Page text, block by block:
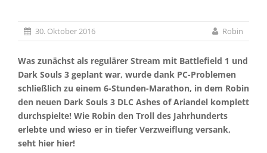
30. Oktober 2016 Robin
Was zunächst als regulärer Stream mit Battlefield 1 und
Dark Souls 3 geplant war, wurde dank PC-Problemen
schließlich zu einem 6-Stunden-Marathon, in dem Robin
den neuen Dark Souls 3 DLC Ashes of Ariandel komplett
durchspielte! Wie Robin den Troll des Jahrhunderts
erlebte und wieso er in tiefer Verzweiflung versank,
seht hier hier!